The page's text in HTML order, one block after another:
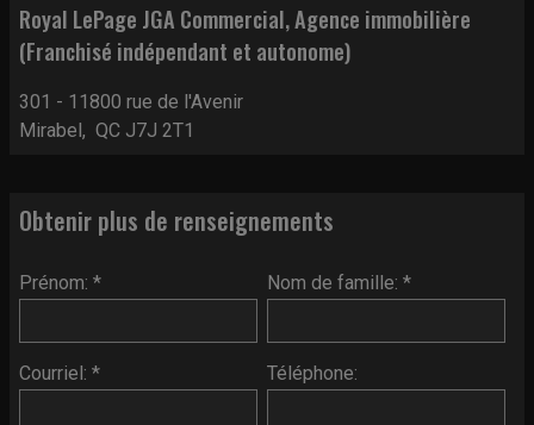
Royal LePage JGA Commercial, Agence immobilière
(Franchisé indépendant et autonome)
301 - 11800 rue de l'Avenir
Mirabel, QC J7J 2T1
Obtenir plus de renseignements
Prénom: * Nom de famille: *
Courriel: * Téléphone: